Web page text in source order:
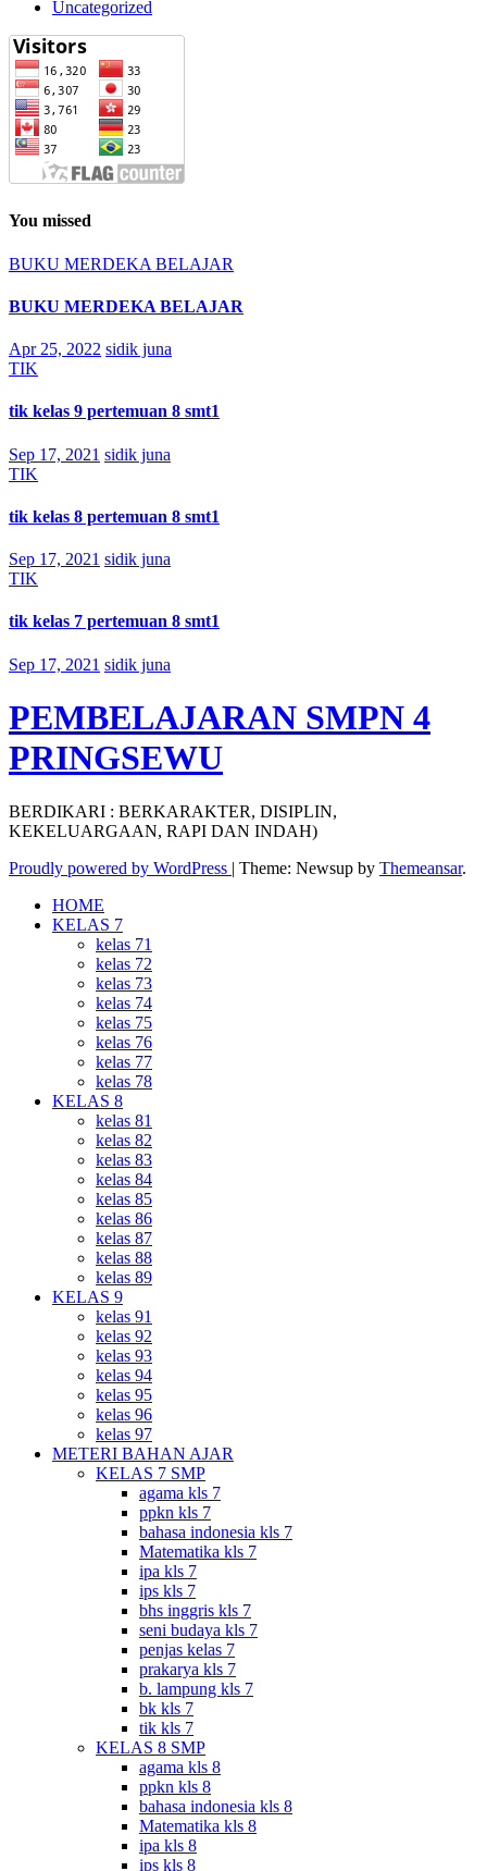
Uncategorized
You missed
BUKU MERDEKA BELAJAR
BUKU MERDEKA BELAJAR
Apr 25, 2022 sidik juna
TIK
tik kelas 9 pertemuan 8 smt1
Sep 17, 2021 sidik juna
TIK
tik kelas 8 pertemuan 8 smt1
Sep 17, 2021 sidik juna
TIK
tik kelas 7 pertemuan 8 smt1
Sep 17, 2021 sidik juna
PEMBELAJARAN SMPN 4
PRINGSEWU
BERDIKARI : BERKARAKTER, DISIPLIN,
KEKELUARGAAN, RAPI DAN INDAH)
Proudly powered by WordPress | Theme: Newsup by Themeansar.
HOME
KELAS 7
kelas 71
kelas 72
kelas 73
kelas 74
kelas 75
kelas 76
kelas 77
kelas 78
KELAS 8
kelas 81
kelas 82
kelas 83
kelas 84
kelas 85
kelas 86
kelas 87
kelas 88
kelas 89
KELAS 9
kelas 91
kelas 92
kelas 93
kelas 94
kelas 95
kelas 96
kelas 97
METERI BAHAN AJAR
KELAS 7 SMP
agama kls 7
ppkn kls 7
bahasa indonesia kls 7
Matematika kls 7
ipa kls 7
ips kls 7
bhs inggris kls 7
seni budaya kls 7
penjas kelas 7
prakarya kls 7
b. lampung kls 7
bk kls 7
tik kls 7
KELAS 8 SMP
agama kls 8
ppkn kls 8
bahasa indonesia kls 8
Matematika kls 8
ipa kls 8
ips kls 8